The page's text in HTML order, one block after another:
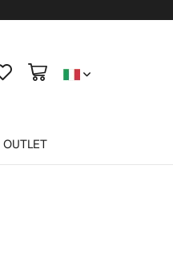
OUTLET